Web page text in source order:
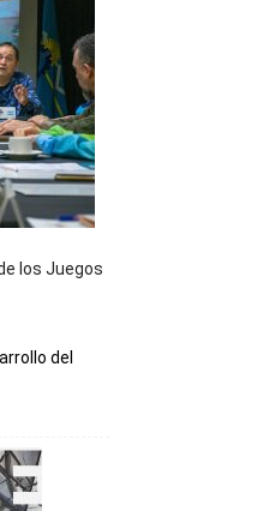
los Juegos
del